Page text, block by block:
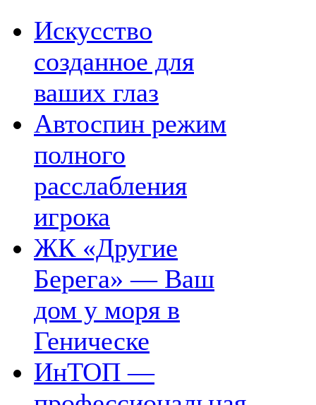
Искусство
созданное для
ваших глаз
Автоспин режим
полного
расслабления
игрока
ЖК «Другие
Берега» — Ваш
дом у моря в
Геническе
ИнТОП —